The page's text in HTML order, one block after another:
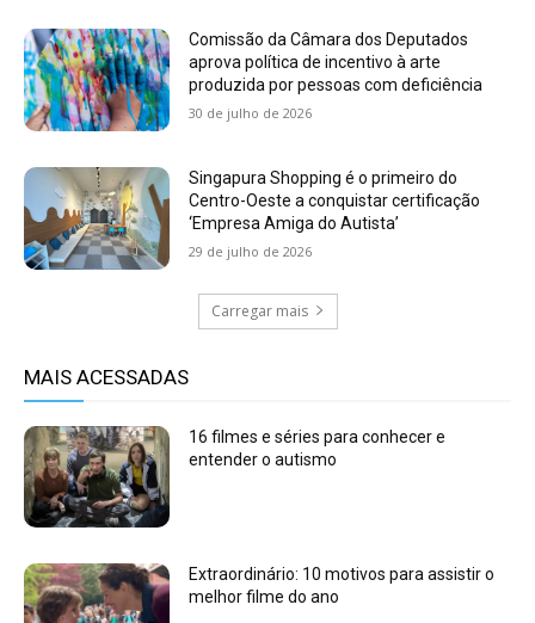
Comissão da Câmara dos Deputados
aprova política de incentivo à arte
produzida por pessoas com deficiência
30 de julho de 2026
Singapura Shopping é o primeiro do
Centro-Oeste a conquistar certificação
‘Empresa Amiga do Autista’
29 de julho de 2026
Carregar mais
MAIS ACESSADAS
16 filmes e séries para conhecer e
entender o autismo
Extraordinário: 10 motivos para assistir o
melhor filme do ano